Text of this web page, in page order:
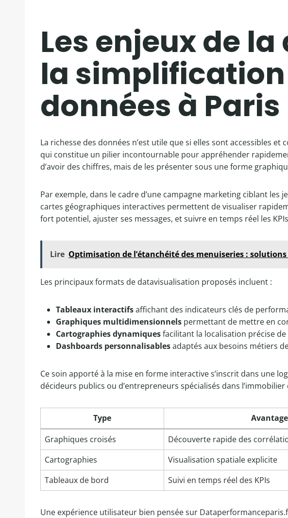
Les enjeux de
la simplification
données à Paris
La richesse des données n’est utile que si elles sont accessibles
qui constitue un pilier incontournable pour appréhender
d’avoir des chiffres, mais de les présenter sous une forme
Par exemple, dans le cadre d’une campagne marketing ciblant les
cartes géographiques interactives permettent de visualiser
fort potentiel, ajuster ses messages, et suivre en temps réel les
Lire Optimisation de l’étanchéité des menuiseries :
Les principaux formats de datavisualisation proposés incluent :
Tableaux interactifsaffichant des indicateurs clés de
Graphiques multidimensionnels permettant de mettre en
Cartographies dynamiquesfacilitant la localisation précise
Dashboards personnalisablesadaptés aux besoins métiers
Ce soin apporté à la mise en forme interactive s’inscrit dans une
décideurs publics ou d’entrepreneurs spécialisés dans
Type
Graphiques croisés
Découverte rapide des
Cartographies
Visualisation spatiale explicite
Tableaux de bord
Suivi en temps réel des KPIs
Une expérience utilisateur bien pensée sur